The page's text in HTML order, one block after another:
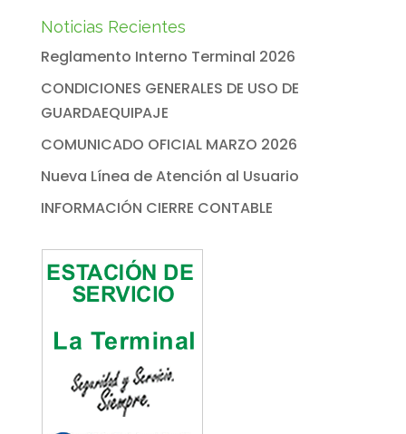
Noticias Recientes
Reglamento Interno Terminal 2026
CONDICIONES GENERALES DE USO DE
GUARDAEQUIPAJE
COMUNICADO OFICIAL MARZO 2026
Nueva Línea de Atención al Usuario
INFORMACIÓN CIERRE CONTABLE